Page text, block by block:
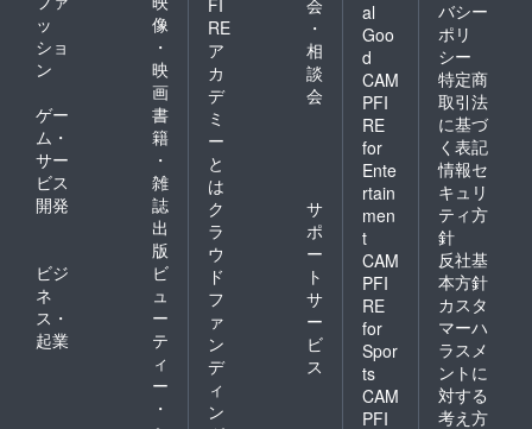
ッ
ショ
ン
像
・
映
画
ゲー
ム・
サー
ビス
開発
書
籍
・
雑
誌
出
版
ビジ
ネ
ス・
起業
ビ
ュ
ー
テ
ィ
ー
・
FI
RE
ア
カ
デ
ミ
ー
と
は
会
・
相
談
会
ク
ラ
ウ
ド
フ
ァ
ン
デ
ィ
ン
サ
ポ
ー
ト
サ
ー
ビ
ス
al
Goo
d
CAM
PFI
RE
for
Ente
rtain
men
t
CAM
PFI
RE
for
Spor
ts
CAM
PFI
バシー
ポリ
シー
特定商
取引法
に基づ
く表記
情報セ
キュリ
ティ方
針
反社基
本方針
カスタ
マーハ
ラスメ
ントに
対する
考え方